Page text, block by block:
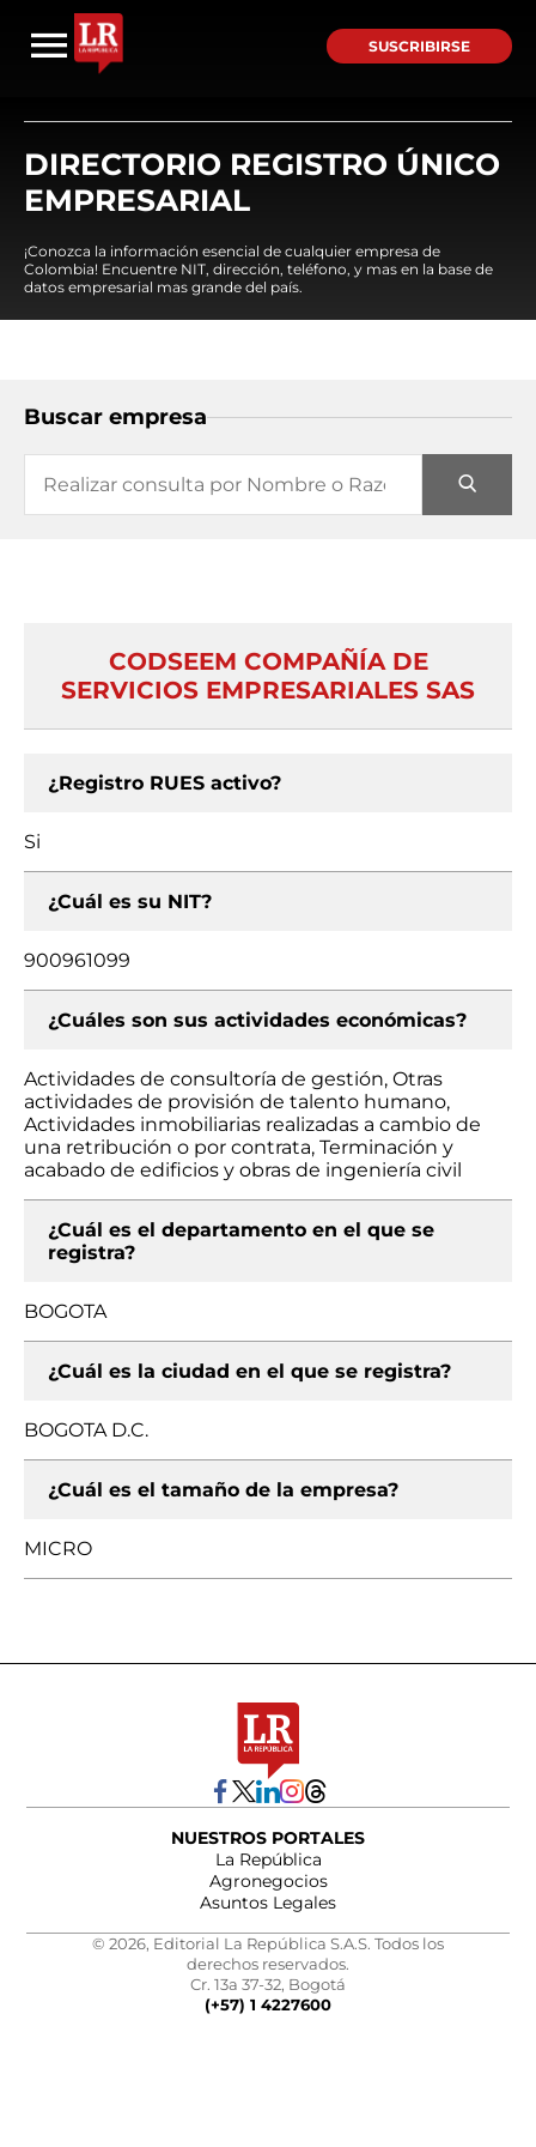
SUSCRIBIRSE
DIRECTORIO REGISTRO ÚNICO
EMPRESARIAL
¡Conozca la información esencial de cualquier empresa de
Colombia! Encuentre NIT, dirección, teléfono, y mas en la base de
datos empresarial mas grande del país.
Buscar empresa
CODSEEM COMPAÑÍA DE
SERVICIOS EMPRESARIALES SAS
¿Registro RUES activo?
Si
¿Cuál es su NIT?
900961099
¿Cuáles son sus actividades económicas?
Actividades de consultoría de gestión, Otras
actividades de provisión de talento humano,
Actividades inmobiliarias realizadas a cambio de
una retribución o por contrata, Terminación y
acabado de edificios y obras de ingeniería civil
¿Cuál es el departamento en el que se
registra?
BOGOTA
¿Cuál es la ciudad en el que se registra?
BOGOTA D.C.
¿Cuál es el tamaño de la empresa?
MICRO
NUESTROS PORTALES
La República
Agronegocios
Asuntos Legales
© 2026, Editorial La República S.A.S. Todos los
derechos reservados.
Cr. 13a 37-32, Bogotá
(+57) 1 4227600